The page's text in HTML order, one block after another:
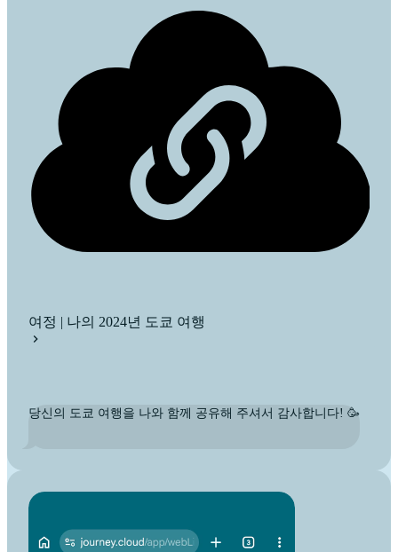
여정 | 나의 2024년 도쿄 여행
당신의 도쿄 여행을 나와 함께 공유해 주셔서 감사합니다! 🥳